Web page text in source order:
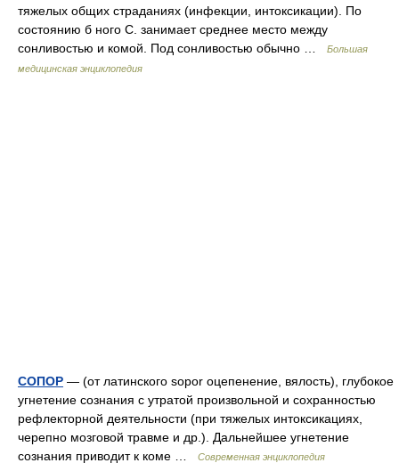
тяжелых общих страданиях (инфекции, интоксикации). По
состоянию б ного С. занимает среднее место между
сонливостью и комой. Под сонливостью обычно …
Большая
медицинская энциклопедия
СОПОР — (от латинского sopor оцепенение, вялость), глубокое
угнетение сознания с утратой произвольной и сохранностью
рефлекторной деятельности (при тяжелых интоксикациях,
черепно мозговой травме и др.). Дальнейшее угнетение
сознания приводит к коме …
Современная энциклопедия